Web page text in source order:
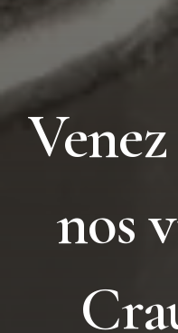
nos